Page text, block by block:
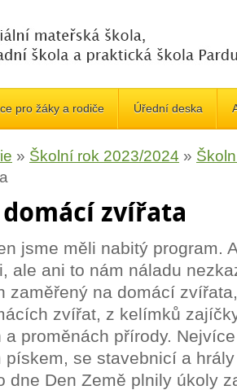
pro žáky a rodiče Úřední deska
» Školní rok 2023/2024 »
domácí zvířata
jsme měli nabitý program.
ale ani to nám náladu
zaměřený na domácí
zvířat, z kelímků
a proměnách přírody.
pískem, se stavebnicí a
dne Den Země plnily úkoly